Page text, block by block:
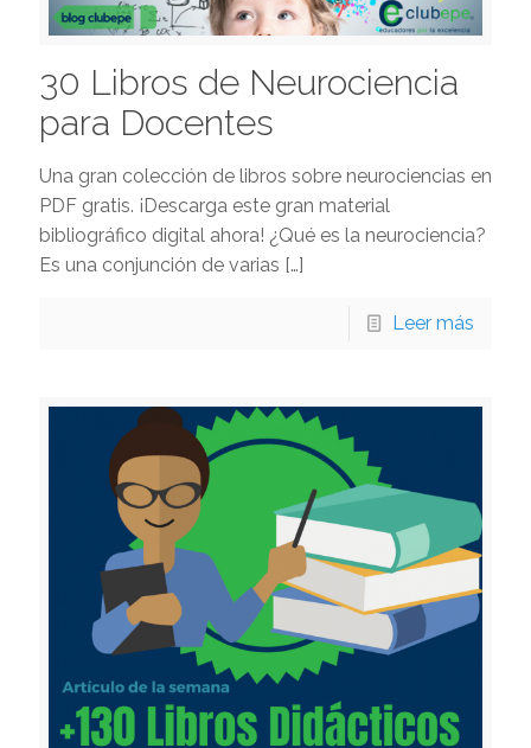
30 Libros de Neurociencia
para Docentes
Una gran colección de libros sobre neurociencias en
PDF gratis. ¡Descarga este gran material
bibliográfico digital ahora! ¿Qué es la neurociencia?
Es una conjunción de varias […]
Leer más